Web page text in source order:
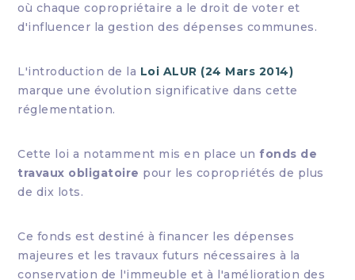
où chaque copropriétaire a le droit de voter et
d'influencer la gestion des dépenses communes.
L'introduction de la Loi ALUR (24 Mars 2014)
marque une évolution significative dans cette
réglementation.
Cette loi a notamment mis en place un fonds de
travaux obligatoire pour les copropriétés de plus
de dix lots.
Ce fonds est destiné à financer les dépenses
majeures et les travaux futurs nécessaires à la
conservation de l'immeuble et à l'amélioration des